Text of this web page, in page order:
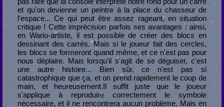
et qu'on devienne un peintre à la place du chasseur de
l'espace... Ce qui peut être assez rageant, en situation
critique ! Cette imprécision parfois ses avantages : ainsi,
en Wario-artiste, il est possible de créer des blocs en
dessinant des carrés. Mais si le joueur fait des cercles,
les blocs se formeront quand même, et ce n'est pas pour
nous déplaire. Mais lorsqu'il s'agit de se déguiser, c'est
une autre histoire... Bien sûr, ce n'est pas si
catastrophique que ça, et on prend rapidement le coup de
main, et heureusement.Il suffit juste que le joueur
s'applique à reproduire correctement le symbole
nécessaire, et il ne rencontrera aucun problème. Mais en